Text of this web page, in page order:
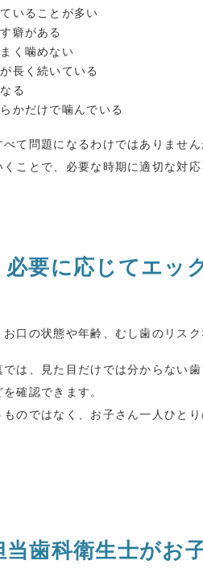
いることが多い
癖がある
く噛めない
長く続いている
る
かだけで噛んでいる
べて問題になるわけではありませ
くことで、必要な時期に適切な対応
必要に応じてエッ
口の状態や年齢、むし歯のリス
では、見た目だけでは分からない
確認できます。
のではなく、お子さん一人ひと
当歯科衛生士がお